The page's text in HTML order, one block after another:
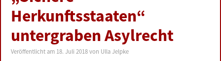
Herkunftsstaaten“
untergraben Asylrecht
Veröffentlicht am 18. Juli 2018 von Ulla Jelpke